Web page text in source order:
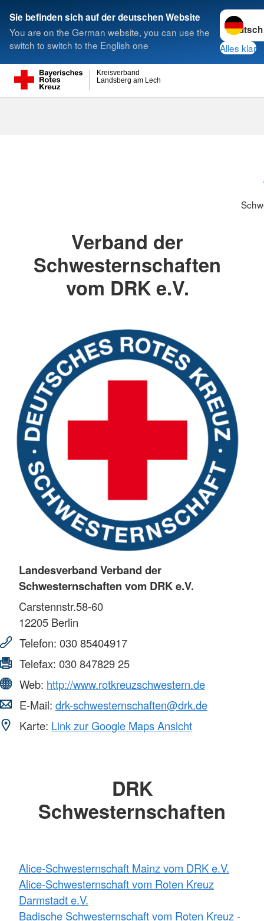
Sie befinden sich auf der deutschen Website
You are on the German website, you can use the
switch to switch to the English one
Sprache
Alles klar
Landsberg am Lech
Kreisverband
Suche
Verband der
Schwesternschaften
vom DRK e.V.
Landesverband Verband der
Schwesternschaften vom DRK e.V.
Carstennstr.58-60
12205 Berlin
Telefon: 030 85404917
Telefax: 030 847829 25
Web: http://www.rotkreuzschwestern.de
E-Mail: drk-schwesternschaften@drk.de
Karte: Link zur Google Maps Ansicht
DRK
Schwesternschaften
Alice-Schwesternschaft Mainz vom DRK e.V.
Alice-Schwesternschaft vom Roten Kreuz
Darmstadt e.V.
Badische Schwesternschaft vom Roten Kreuz -